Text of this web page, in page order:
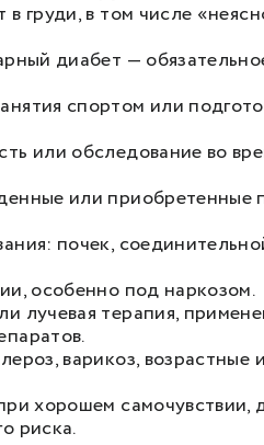
груди, в том числе
диабет —
спортом или
или обследование во
или приобретенные
почек,
особенно под наркозом.
лучевая терапия,
варикоз, возрастные
хорошем самочувствии,
риска.